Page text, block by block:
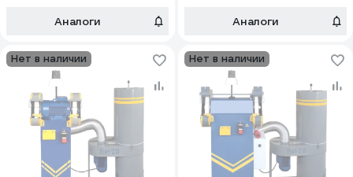
Аналоги Аналоги
Нет в наличии Нет в наличии